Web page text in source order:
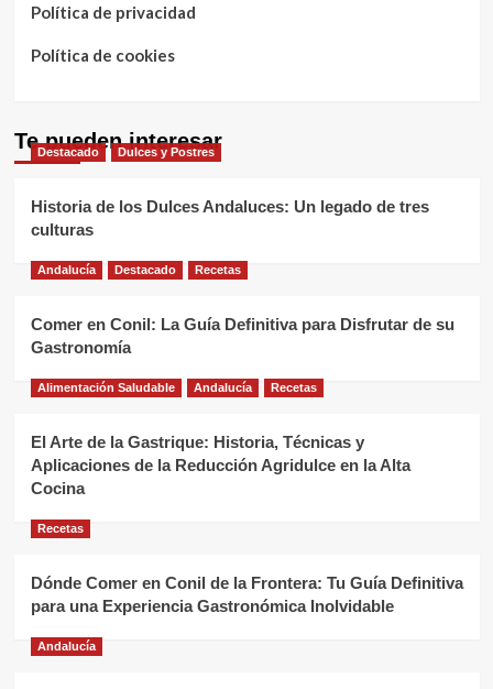
Política de privacidad
Política de cookies
Te pueden interesar
Destacado Dulces y Postres
Historia de los Dulces Andaluces: Un legado de tres
culturas
Andalucía Destacado Recetas
Comer en Conil: La Guía Definitiva para Disfrutar de su
Gastronomía
Alimentación Saludable Andalucía Recetas
El Arte de la Gastrique: Historia, Técnicas y
Aplicaciones de la Reducción Agridulce en la Alta
Cocina
Recetas
Dónde Comer en Conil de la Frontera: Tu Guía Definitiva
para una Experiencia Gastronómica Inolvidable
Andalucía